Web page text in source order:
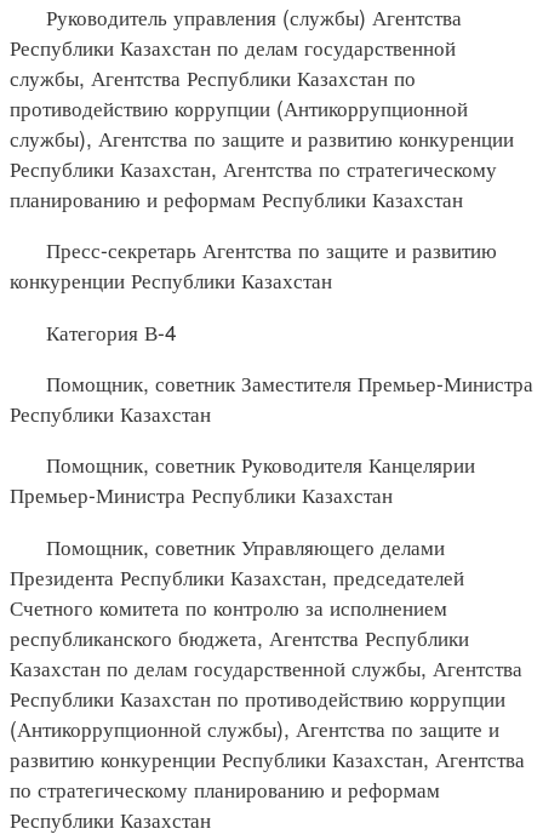
Руководитель управления (службы) Агентства
Республики Казахстан по делам государственной
службы, Агентства Республики Казахстан по
противодействию коррупции (Антикоррупционной
службы), Агентства по защите и развитию конкуренции
Республики Казахстан, Агентства по стратегическому
планированию и реформам Республики Казахстан
Пресс-секретарь Агентства по защите и развитию
конкуренции Республики Казахстан
Категория В-4
Помощник, советник Заместителя Премьер-Министра
Республики Казахстан
Помощник, советник Руководителя Канцелярии
Премьер-Министра Республики Казахстан
Помощник, советник Управляющего делами
Президента Республики Казахстан, председателей
Счетного комитета по контролю за исполнением
республиканского бюджета, Агентства Республики
Казахстан по делам государственной службы, Агентства
Республики Казахстан по противодействию коррупции
(Антикоррупционной службы), Агентства по защите и
развитию конкуренции Республики Казахстан, Агентства
по стратегическому планированию и реформам
Республики Казахстан